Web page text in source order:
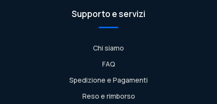
Supporto e servizi
Chi siamo
FAQ
Spedizione e Pagamenti
Reso e rimborso